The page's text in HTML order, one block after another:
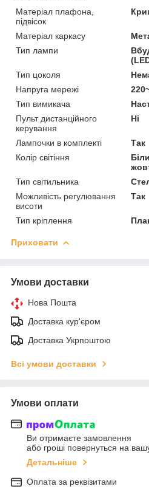
Матеріал плафона,
підвісок
Матеріал каркасу
Тип лампи
Тип цоколя
Напруга мережі
Тип вимикача
Пульт дистанційного
керування
Ні
Лампочки в комплекті
Так
Колір світіння
Тип світильника
Можливість регулювання
висоти
Так
Тип кріплення
Приховати
Умови доставки
Нова Пошта
Доставка кур'єром
Доставка Укрпоштою
Всі умови доставки
Умови оплати
Ви отримаєте замовлення
або гроші повернуться на
Детальніше
Оплата за реквізитами